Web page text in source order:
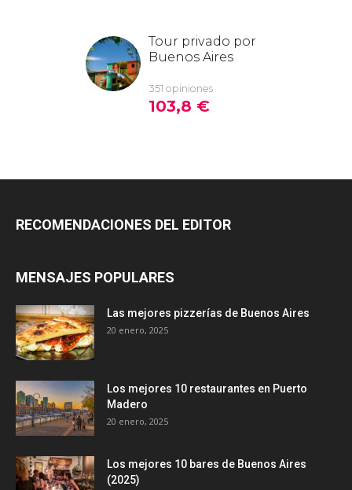
RECOMENDACIONES DEL EDITOR
MENSAJES POPULARES
Las mejores pizzerías de Buenos Aires
20 enero, 2025
Los mejores 10 restaurantes en Puerto
Madero
20 enero, 2025
Los mejores 10 bares de Buenos Aires
(2025)